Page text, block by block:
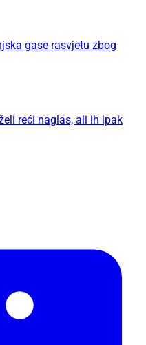
gase rasvjetu zbog
reći naglas, ali ih ipak